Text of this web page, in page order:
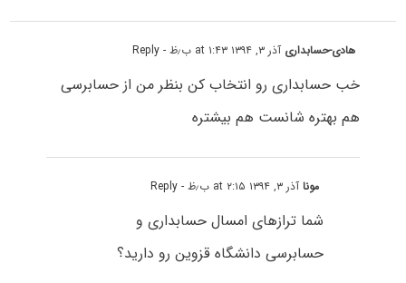
هادی-حسابداری آذر ۳, ۱۳۹۴ at ۱:۴۳ ب٫ظ - Reply
خب حسابداری رو انتخاب کن بنظر من از حسابرسی
هم بهتره شانست هم بیشتره
موناآذر ۳, ۱۳۹۴ at ۲:۱۵ ب٫ظ - Reply
شما ترازهای امسال حسابداری و
حسابرسی دانشگاه قزوین رو دارید؟